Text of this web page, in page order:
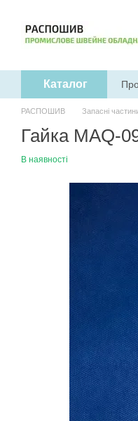
Каталог
РАСПОШИВ Запасні
Гайка MAQ-
В наявності